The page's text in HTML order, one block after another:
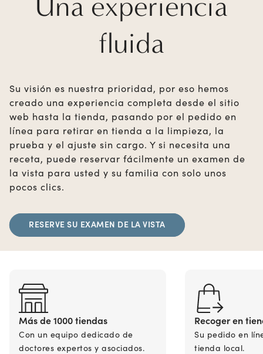
fluida
Su visión es nuestra prioridad, por eso hemos
creado una experiencia completa desde el sitio
web hasta la tienda, pasando por el pedido en
línea para retirar en tienda a la limpieza, la
prueba y el ajuste sin cargo. Y si necesita una
receta, puede reservar fácilmente un examen de
la vista para usted y su familia con solo unos
pocos clics.
RESERVE SU EXAMEN DE LA VISTA
Más de 1000 tiendas
Con un equipo dedicado de
doctores expertos y asociados.
Recoger en
Su pedido en
tienda local.